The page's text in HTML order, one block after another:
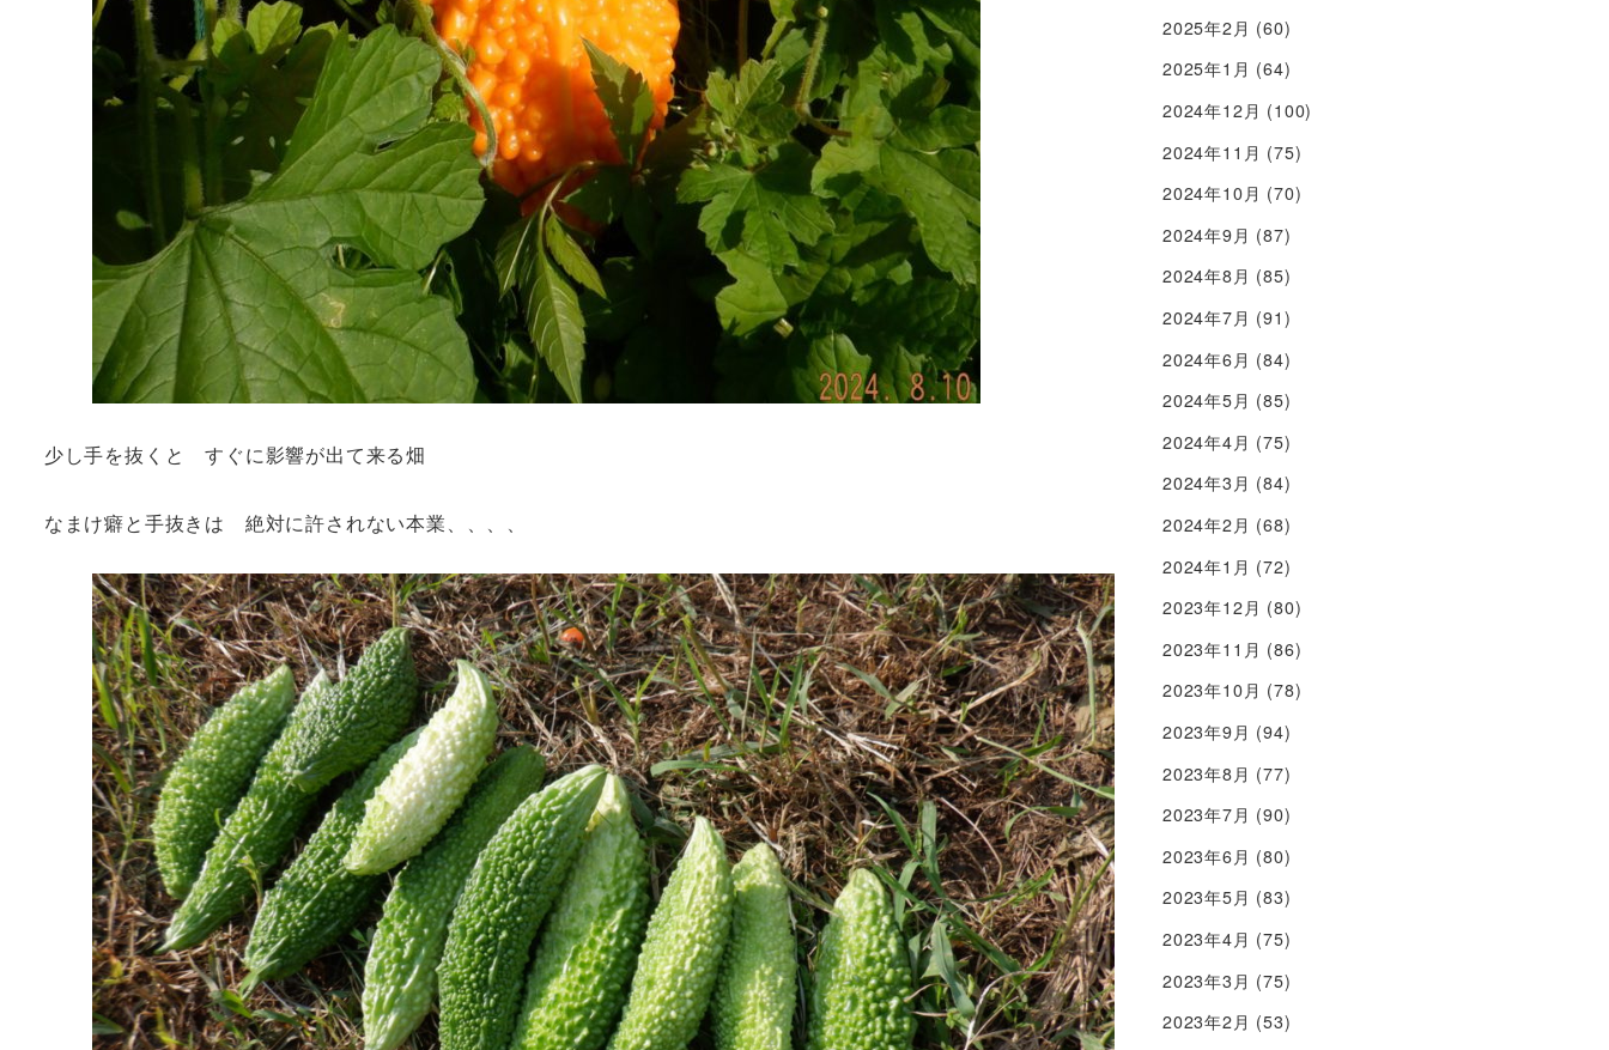
少し手を抜くと すぐに影響が出て来る畑
なまけ癖と手抜きは 絶対に許されない本業、、、、
2025年2月 (60)
2025年1月 (64)
2024年12月 (100)
2024年11月 (75)
2024年10月 (70)
2024年9月 (87)
2024年8月 (85)
2024年7月 (91)
2024年6月 (84)
2024年5月 (85)
2024年4月 (75)
2024年3月 (84)
2024年2月 (68)
2024年1月 (72)
2023年12月 (80)
2023年11月 (86)
2023年10月 (78)
2023年9月 (94)
2023年8月 (77)
2023年7月 (90)
2023年6月 (80)
2023年5月 (83)
2023年4月 (75)
2023年3月 (75)
2023年2月 (53)